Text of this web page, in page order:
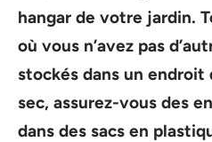
hangar de votre jardin.
où vous n’avez pas
stockés dans un endroit
sec, assurez-vous des
dans des sacs en